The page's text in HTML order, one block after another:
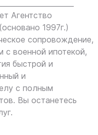
Агентство
1997г.)
сопровождение,
с военной ипотекой,
быстрой и
и
с полным
Вы останетесь